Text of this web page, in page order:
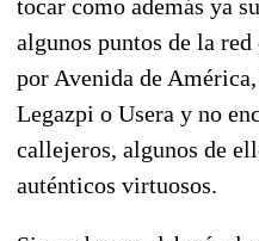
tocar como además ya
algunos puntos de la
por Avenida de
Legazpi o Usera y no
callejeros, algunos de
auténticos virtuosos.